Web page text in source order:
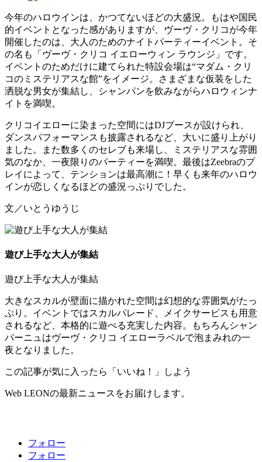
今年のハロウインは、かつてないほどの大盛況。もはや国民
的イベントとなった感がありますが、ヴーヴ・クリコが今年
開催したのは、大人のためのナイトパーティーイベント。そ
の名も「ヴーヴ・クリコ イエローウィン ラウンジ」です。
イベントのためだけに建てられた特設会場は“マダム・クリ
コのミステリアスな館”をイメージ。さまざまな仮装をした
洒脱な男女が集結し、シャンパンを飲みながらハロウィンナ
イトを満喫。
クリコイエローに染まった空間にはDJブースが設けられ、
ダンスパフォーマンスも披露されるなど、大いに盛り上がり
ました。また数多くのセレブも来場し、ミステリアスな雰囲
気のなか、一夜限りのパーティーを満喫。最後はZeebraのプ
レイによって、テンションは最高潮に！早くも来年のハロウ
インが恋しくなるほどの盛況っぷりでした。
文／いとうゆうじ
遊び上手な大人が集結
遊び上手な大人が集結
大きなスカルが壁面に描かれた空間は幻想的な雰囲気がたっ
ぷり。イベントではスカルパレード、メイクサービスも用意
されるなど、本格的に遊べる充実した内容。もちろんシャン
パーニュはヴーヴ・クリコ イエローラベルで泡まみれの一
夜となりました。
この記事が気に入ったら「いいね！」しよう
Web LEONの最新ニュースをお届けします。
フォロー
フォロー